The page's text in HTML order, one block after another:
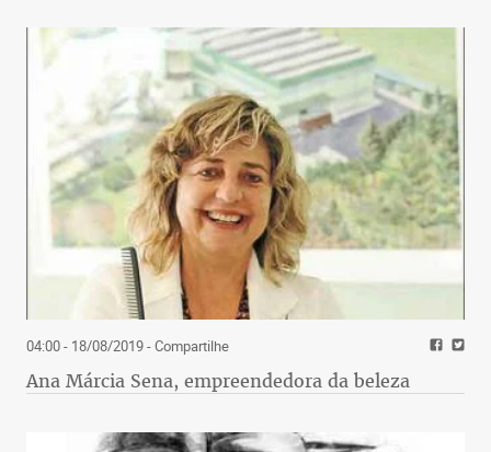
04:00 - 18/08/2019- Compartilhe
Ana Márcia Sena, empreendedora da beleza